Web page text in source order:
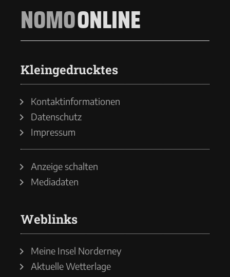
NOMOONLINE
Kleingedrucktes
Kontaktinformationen
Datenschutz
Impressum
Anzeige schalten
Mediadaten
Weblinks
Meine Insel Norderney
Aktuelle Wetterlage